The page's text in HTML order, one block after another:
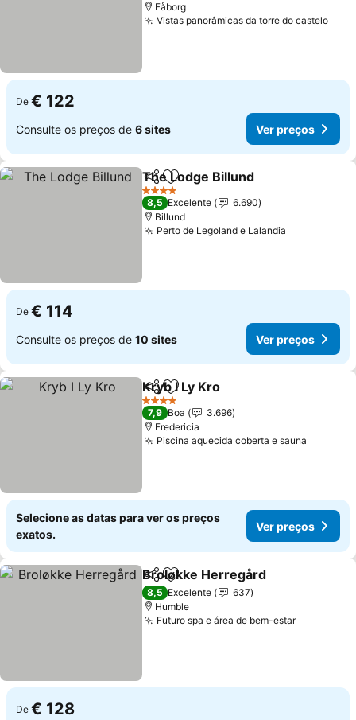
Fåborg
Vistas panorâmicas da torre do casteloVer
De € 122
Consulte os preços de 6 sites Ver preços
PartilharAdicionar aos favoritos
The Lodge Billund
4 Estrelas
8,5 Excelente
6.690
Billund
Perto de Legoland e Lalandia
De € 114
Consulte os preços de 10 sites Ver preços
PartilharAdicionar aos favoritos
Kryb I Ly Kro
4 Estrelas
7,9 Boa
3.696
Fredericia
Piscina aquecida coberta e sauna
Selecione as datas para ver os preços
exatos.
Ver preços
PartilharAdicionar aos favoritos
Broløkke Herregård
8,5 Excelente
637
Humble
Futuro spa e área de bem-estarVer
De € 128